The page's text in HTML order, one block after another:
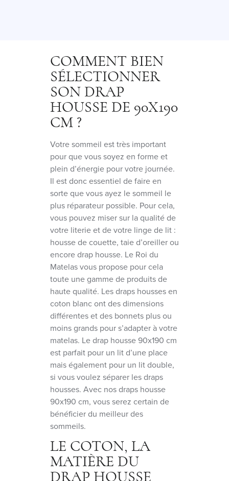
COMMENT BIEN
SÉLECTIONNER
SON DRAP
HOUSSE DE 90X190
CM ?
Votre sommeil est très important
pour que vous soyez en forme et
plein d’énergie pour votre journée.
Il est donc essentiel de faire en
sorte que vous ayez le sommeil le
plus réparateur possible. Pour cela,
vous pouvez miser sur la qualité de
votre literie et de votre linge de lit :
housse de couette, taie d’oreiller ou
encore drap housse. Le Roi du
Matelas vous propose pour cela
toute une gamme de produits de
haute qualité. Les draps housses en
coton blanc ont des dimensions
différentes et des bonnets plus ou
moins grands pour s’adapter à votre
matelas. Le drap housse 90x190 cm
est parfait pour un lit d’une place
mais également pour un lit double,
si vous voulez séparer les draps
housses. Avec nos draps housse
90x190 cm, vous serez certain de
bénéficier du meilleur des
sommeils.
LE COTON, LA
MATIÈRE DU
DRAP HOUSSE